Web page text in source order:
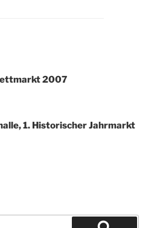
2007
1. Historischer Jahrmarkt